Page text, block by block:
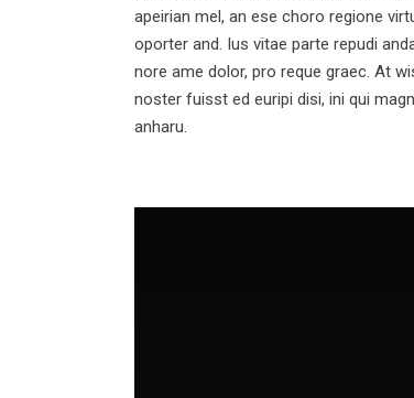
apeirian mel, an ese choro regione
oporter and. Ius vitae parte repudi
nore ame dolor, pro reque graec. At
noster fuisst ed euripi disi, ini qui
anharu.